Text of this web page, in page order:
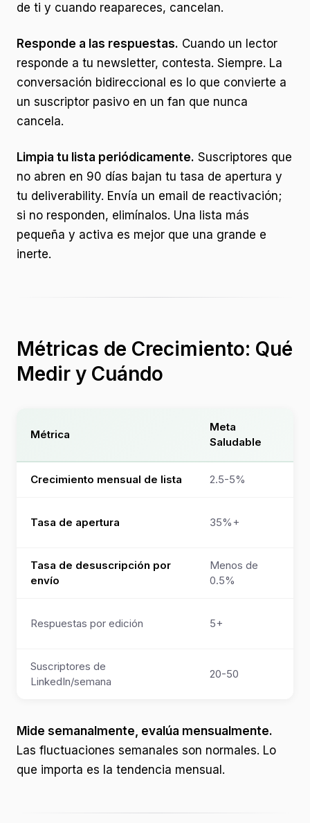
de ti y cuando reapareces, cancelan.
Responde a las respuestas. Cuando un lector
responde a tu newsletter, contesta. Siempre. La
conversación bidireccional es lo que convierte a
un suscriptor pasivo en un fan que nunca
cancela.
Limpia tu lista periódicamente. Suscriptores que
no abren en 90 días bajan tu tasa de apertura y
tu deliverability. Envía un email de reactivación;
si no responden, elimínalos. Una lista más
pequeña y activa es mejor que una grande e
inerte.
Métricas de Crecimiento: Qué
Medir y Cuándo
Métrica
Meta
Saludable
Crecimiento mensual de lista 2.5-5%
Tasa de apertura 35%+
Tasa de desuscripción por
envío
Menos de
0.5%
Respuestas por edición 5+
Suscriptores de
LinkedIn/semana
20-50
Mide semanalmente, evalúa mensualmente.
Las fluctuaciones semanales son normales. Lo
que importa es la tendencia mensual.